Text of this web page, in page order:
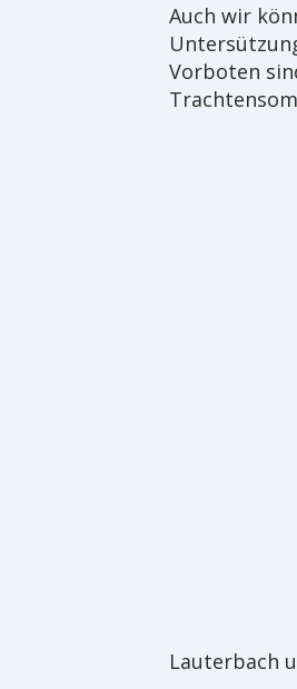
Auch wir
Vorboten
Lauterbach